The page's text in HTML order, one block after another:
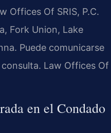
Offices Of SRIS, P.C.
Fork Union, Lake
Puede comunicarse
Law Offices Of
en el Condado